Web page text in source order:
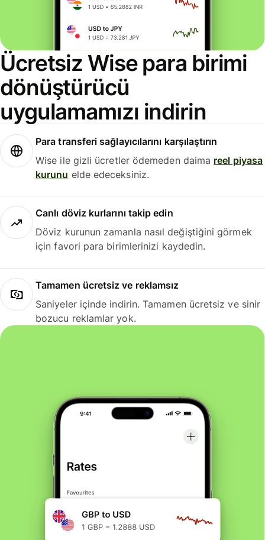
Ücretsiz Wise para birimi
dönüştürücü
uygulamamızı indirin
Para transferi sağlayıcılarını karşılaştırın
Wise ile gizli ücretler ödemeden daima reel piyasa
kurunu elde edeceksiniz.
Canlı döviz kurlarını takip edin
Döviz kurunun zamanla nasıl değiştiğini görmek
için favori para birimlerinizi kaydedin.
Tamamen ücretsiz ve reklamsız
Saniyeler içinde indirin. Tamamen ücretsiz ve sinir
bozucu reklamlar yok.